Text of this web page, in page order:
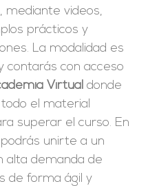
, mediante videos,
prácticos y
La modalidad es
contarás con acceso
Virtual donde
el material
superar el curso. En
unirte a un
alta demanda de
de forma ágil y